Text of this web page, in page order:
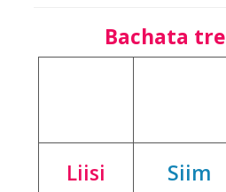
Bachata
Liisi Siim